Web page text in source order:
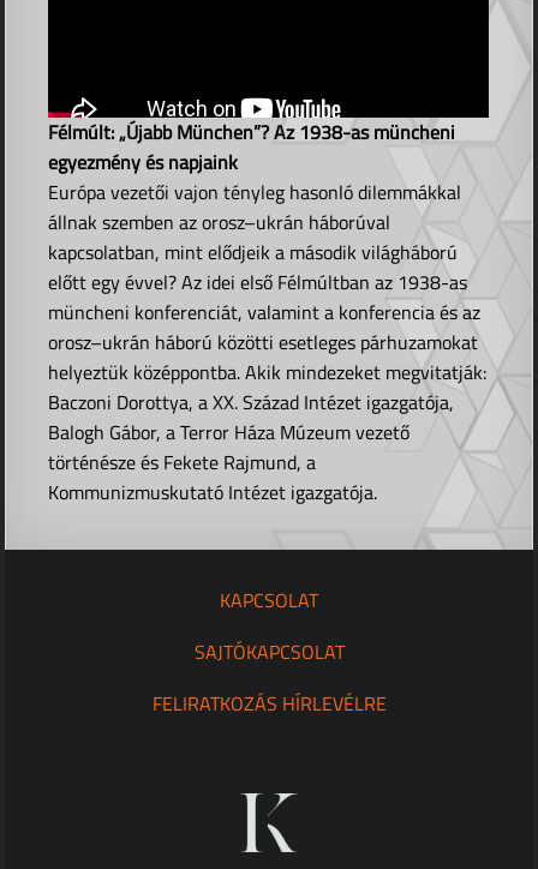
Félmúlt: „Újabb München”? Az 1938-as müncheni
egyezmény és napjaink
Európa vezetői vajon tényleg hasonló dilemmákkal
állnak szemben az orosz–ukrán háborúval
kapcsolatban, mint elődjeik a második világháború
előtt egy évvel? Az idei első Félmúltban az 1938-as
müncheni konferenciát, valamint a konferencia és az
orosz–ukrán háború közötti esetleges párhuzamokat
helyeztük középpontba. Akik mindezeket megvitatják:
Baczoni Dorottya, a XX. Század Intézet igazgatója,
Balogh Gábor, a Terror Háza Múzeum vezető
történésze és Fekete Rajmund, a
Kommunizmuskutató Intézet igazgatója.
KAPCSOLAT
SAJTÓKAPCSOLAT
FELIRATKOZÁS HÍRLEVÉLRE